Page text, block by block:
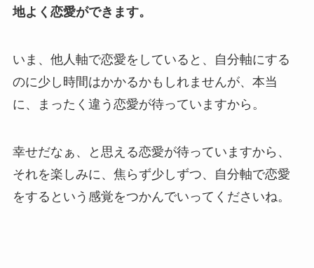
地よく恋愛ができます。
いま、他人軸で恋愛をしていると、自分軸にする
のに少し時間はかかるかもしれませんが、本当
に、まったく違う恋愛が待っていますから。
幸せだなぁ、と思える恋愛が待っていますから、
それを楽しみに、焦らず少しずつ、自分軸で恋愛
をするという感覚をつかんでいってくださいね。